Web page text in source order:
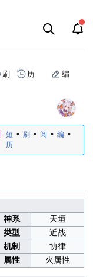
刷 历 编
短 • 刷 • 阅 • 编 •
历
神系
天垣
类型
近战
机制
协律
属性 火属性